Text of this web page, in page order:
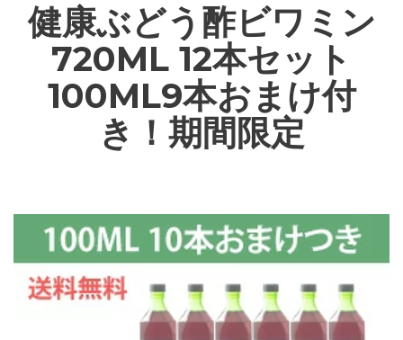
健康ぶどう酢ビワミン
720ML 12本セット
100ML9本おまけ付
き！期間限定